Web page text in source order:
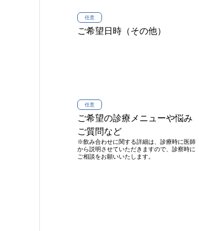
任意
ご希望日時（その他）
任意
ご希望の診療メニューや悩み
ご質問など
※飲み合わせに関する詳細は、診療時に医師
から説明させていただきますので、診察時に
ご相談をお願いいたします。